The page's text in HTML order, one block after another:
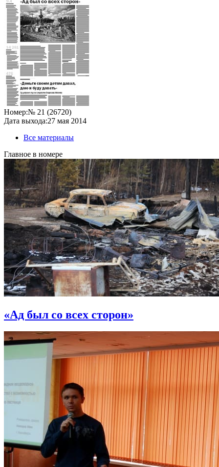
Номер:№ 21 (26720)
Дата выхода:27 мая 2014
Все материалы
Главное в номере
«Ад был со всех сторон»